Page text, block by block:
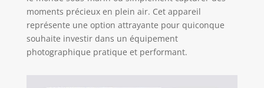
simplement à
moitié sur le
bouton de
l'obturateur pour
une mise au point
moments précieux en plein air. Cet appareil
représente une option attrayante pour quiconque
souhaite investir dans un équipement
photographique pratique et performant.